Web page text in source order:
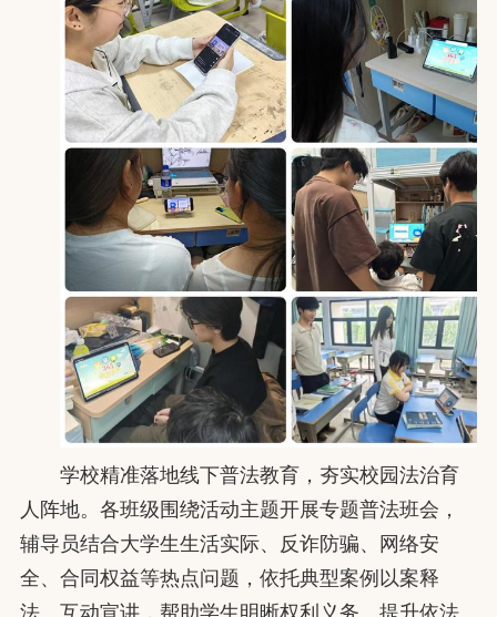
学校精准落地线下普法教育，夯实校园法治育
人阵地。各班级围绕活动主题开展专题普法班会，
辅导员结合大学生生活实际、反诈防骗、网络安
全、合同权益等热点问题，依托典型案例以案释
法、互动宣讲，帮助学生明晰权利义务、提升依法